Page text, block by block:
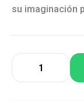
su imaginación